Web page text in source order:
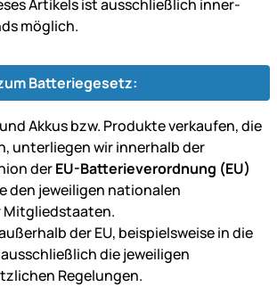
Artikels ist aus­schließ­lich inner­
möglich.
Batteriegesetz:
Akkus bzw. Produkte verkaufen, die
unterliegen wir innerhalb der
derEU-Batterieverordnung (EU)
den jeweiligen nationalen
der EU, beispielsweise in die
die jeweiligen
Regelungen.